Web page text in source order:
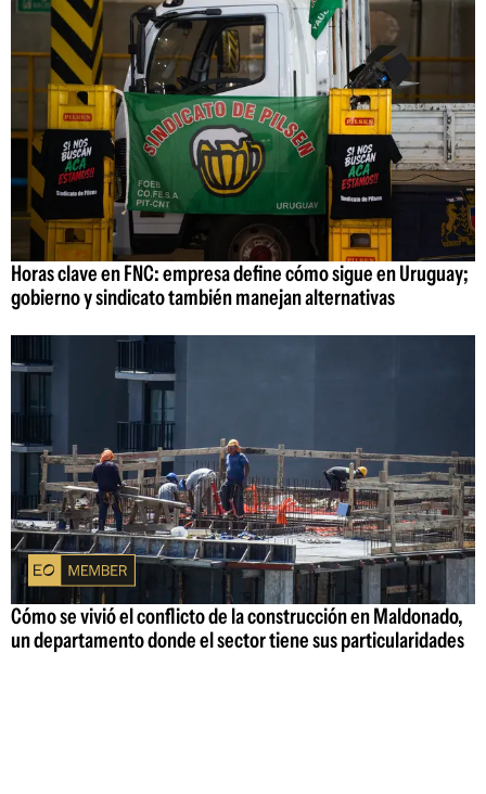
Horas clave en FNC: empresa define cómo sigue en Uruguay;
gobierno y sindicato también manejan alternativas
Cómo se vivió el conflicto de la construcción en Maldonado,
un departamento donde el sector tiene sus particularidades